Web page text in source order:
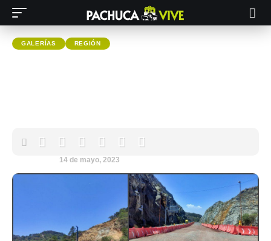
GALERÍAS REGIÓN
14 de mayo, 2023